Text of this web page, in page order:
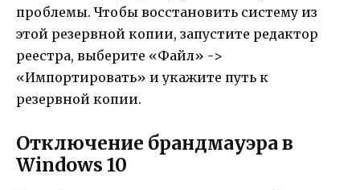
проблемы. Чтобы восстановить систему из
этой резервной копии, запустите редактор
реестра, выберите «Файл» ->
«Импортировать» и укажите путь к
резервной копии.
Отключение брандмауэра в
Windows 10